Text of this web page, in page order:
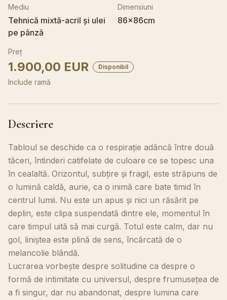
Mediu
Tehnică mixtă-acril și ulei
pe pânză
Dimensiuni
86x86cm
Preț
1.900,00 EUR Disponibil
Include ramă
Descriere
Tabloul se deschide ca o respirație adâncă între două
tăceri, întinderi catifelate de culoare ce se topesc una
în cealaltă. Orizontul, subțire și fragil, este străpuns de
o lumină caldă, aurie, ca o inimă care bate timid în
centrul lumii. Nu este un apus și nici un răsărit pe
deplin, este clipa suspendată dintre ele, momentul în
care timpul uită să mai curgă. Totul este calm, dar nu
gol, liniștea este plină de sens, încărcată de o
melancolie blândă.
Lucrarea vorbește despre solitudine ca despre o
formă de intimitate cu universul, despre frumusețea de
a fi singur, dar nu abandonat, despre lumina care